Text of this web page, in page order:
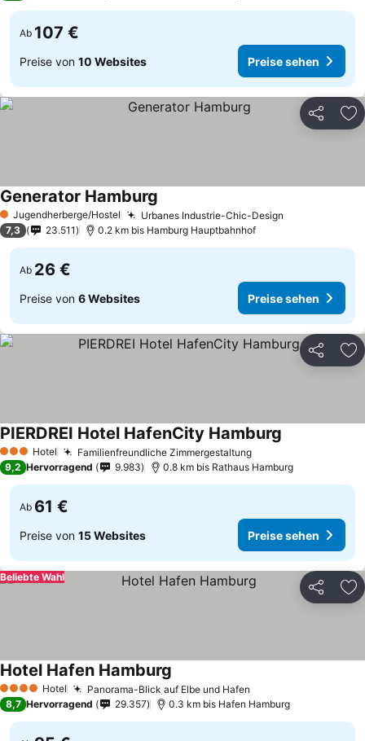
Ab 107 €
Preise von 10 Websites Preise sehen
Teilen
1 Sterne
Jugendherberge/Hostel Urbanes Industrie-Chic-Design
Generator Hamburg
7,3 23.511 0.2 km bis Hamburg Hauptbahnhof
Ab 26 €
Preise von 6 Websites Preise sehen
Teilen
3 SterneHotel Familienfreundliche Zimmergestaltung
PIERDREI Hotel HafenCity Hamburg
9,2 Hervorragend 9.983 0.8 km bis Rathaus Hamburg
Ab 61 €
Preise von 15 Websites Preise sehen
Teilen
Beliebte Wahl
4 Sterne Hotel Panorama-Blick auf Elbe und Hafen
Hotel Hafen Hamburg
8,7 Hervorragend 29.357 0.3 km bis Hafen Hamburg